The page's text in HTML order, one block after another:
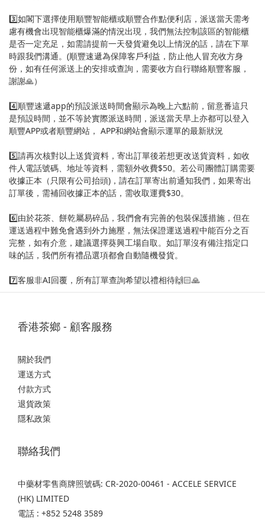
3️⃣如閣下選擇使用順豐智能櫃或順豐合作點便利店，派送當天需考
慮有機會出現智能櫃爆滿的情況出現，我們無法控制該區的智能櫃
是否一定充足，如需請提前一天發貨避免以上情況的話，請在下單
時跟我們溝通。(順豐速遞為保障客戶利益，防止他人冒充收方身
份，如有任何派送上的安排或查詢，需要收方自行聯絡順豐客服，
謝謝🙏）
4️⃣順豐速遞app的預設派送時間會顯示為晚上六點前，留意番這只
是預設時間，並不等於實際派送時間，派送當天早上亦都可以登入
順豐APP或者順豐網站， APP和網站會顯示運單的最新狀況
5️⃣請再次核對以上送貨資料，寄出訂單後若想更改送貨資料，如收
件人電話號碼、地址等資料，需額外收費$50。若公司團體訂購需要
收據正本（只限有公司抬頭)，請在訂單寄出前通知我們，如果寄出
訂單後，需補回收據正本的話，需收取運費$30。
6️⃣由於花茶、餅乾屬易碎品，我們會有完善的包裝保護措施，但在
運送過程中難免會遇到外力施壓，無法保證運送過程中能百分之百
完整，如有介意，建議選擇葵興工場自取。如訂單沒有備注指定口
味的話，我們所有禮品選項都會自動隨機發貨。
7️⃣客服非AI回覆，所有訂單查詢希望以禮相待🙌🏻🙏
香港茶鄉 - 顧客服務
關於我們
運送方式
付款方式
退貨政策
隱私政策
聯絡我們
中藥材零售商牌照號碼: CR-2020-00461 - ACCELE SERVICE
(HK) LIMITED
電話 : +852 5248 3589